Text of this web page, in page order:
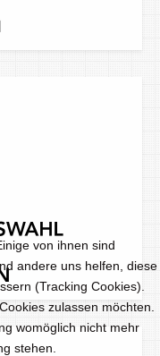
von ihnen sind
andere uns helfen, diese
(Tracking Cookies).
zulassen möchten.
womöglich nicht mehr
stehen.